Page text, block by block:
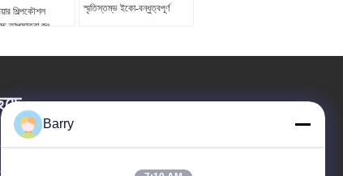
শিল্পকৌশল
তাপমাত্রা জং
স্মৃতিস্তম্ভ ইকো-বন্ধুত্বপূর্ণ
Barry